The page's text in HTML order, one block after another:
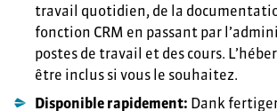
travail quotidien, de la
fonction CRM en passant par
postes de travail et des cours.
être inclus si vous le souhaitez.
Disponible rapidement: Dank